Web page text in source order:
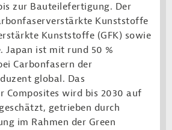
zur Bauteilefertigung. Der
Kunststoffe
Kunststoffe (GFK) sowie
Japan ist mit rund 50 %
Carbonfasern der
global. Das
Composites wird bis 2030 auf
getrieben durch
im Rahmen der Green